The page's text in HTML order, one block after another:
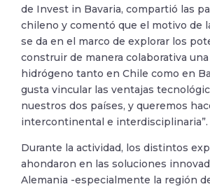
de Invest in Bavaria, compartió las
chileno y comentó que el motivo de
se da en el marco de explorar los
construir de manera colaborativa
hidrógeno tanto en Chile como en
gusta vincular las ventajas
nuestros dos países, y queremos
intercontinental e interdisciplinaria”.
Durante la actividad, los distintos
ahondaron en las soluciones
Alemania -especialmente la región